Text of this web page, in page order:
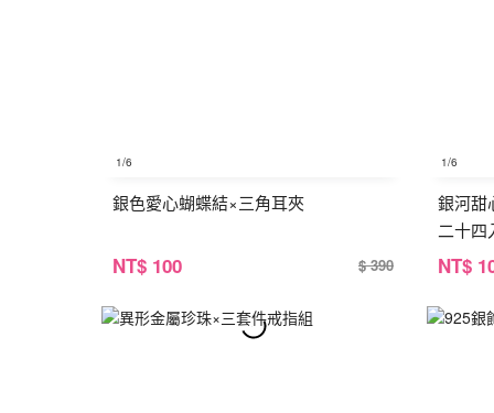
1/6
銀色愛心蝴蝶結×三角耳夾
NT$ 100 $ 390
1/6
銀河甜
二十四
NT$